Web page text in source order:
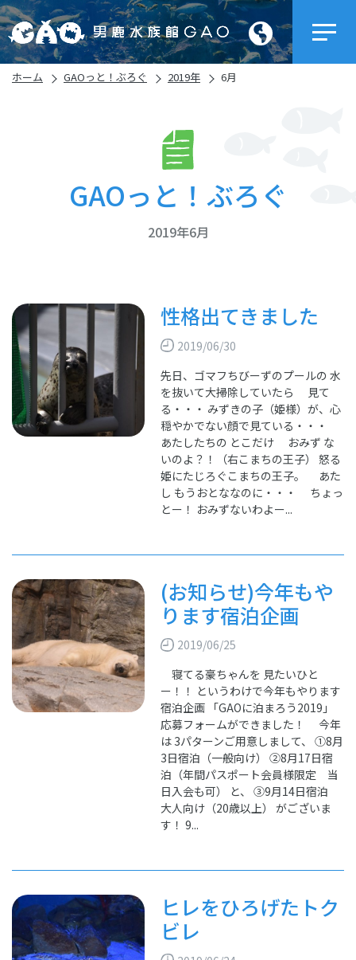
ホーム GAOっと！ぶろぐ 2019年 6月
GAOっと！ぶろぐ
2019年6月
性格出てきました
2019/06/30
先日、ゴマフちびーずのプールの 水
を抜いて大掃除していたら 見て
る・・・ みずきの子（姫様）が、心
穏やかでない顔で見ている・・・
あたしたちの とこだけ おみず な
いのよ？！（右こまちの王子） 怒る
姫にたじろぐこまちの王子。 あた
し もうおとななのに・・・ ちょっ
とー！ おみずないわよー...
(お知らせ)今年もや
ります宿泊企画
2019/06/25
寝てる豪ちゃんを 見たいひと
ー！！ というわけで今年もやります
宿泊企画 「GAOに泊まろう2019」
応募フォームができました！ 今年
は 3パターンご用意しまして、 ①8月
3日宿泊（一般向け） ②8月17日宿
泊（年間パスポート会員様限定 当
日入会も可） と、 ③9月14日宿泊
大人向け（20歳以上） がございま
す！ 9...
ヒレをひろげたトク
ビレ